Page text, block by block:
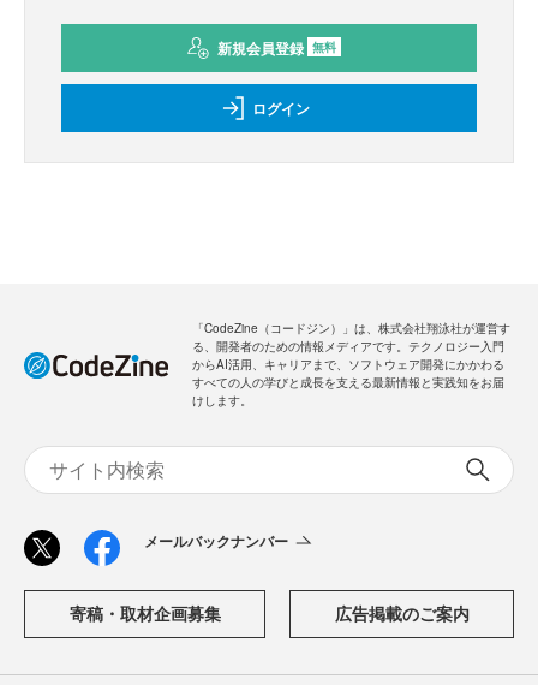
新規会員登録 無料
ログイン
「CodeZine（コードジン）」は、株式会社翔泳社が運営す
る、開発者のための情報メディアです。テクノロジー入門
からAI活用、キャリアまで、ソフトウェア開発にかかわる
すべての人の学びと成長を支える最新情報と実践知をお届
けします。
メールバックナンバー
寄稿・取材企画募集 広告掲載のご案内